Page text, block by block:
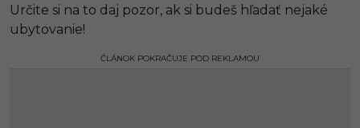
Určite si na to daj pozor, ak si budeš hľadať nejaké
ubytovanie!
ČLÁNOK POKRAČUJE POD REKLAMOU